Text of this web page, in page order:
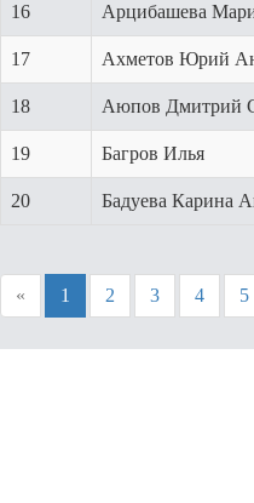
16 Арцибашева
17 Ахметов Юрий
18 Аюпов Дмитрий
19 Багров Илья
20 Бадуева Карина
« 1 2 3 4 5